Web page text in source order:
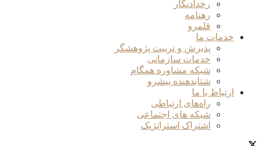
رخدادنگار
رهنامه
قلمرو
خدمات ما
پذیرش و تربیت پژوهشگر
خدمات سازمانی
شبکه مشاوره همگام
شتابدهنده پیشرو
ارتباط با ما
راه‌های ارتباطی
شبکه های اجتماعی
اشتراک استراتژیک